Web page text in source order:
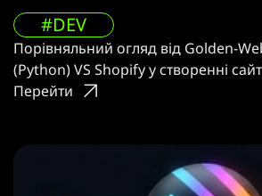
#DEV
Порівняльний огляд від Golden-
(Python) VS Shopify у створенні
Перейти